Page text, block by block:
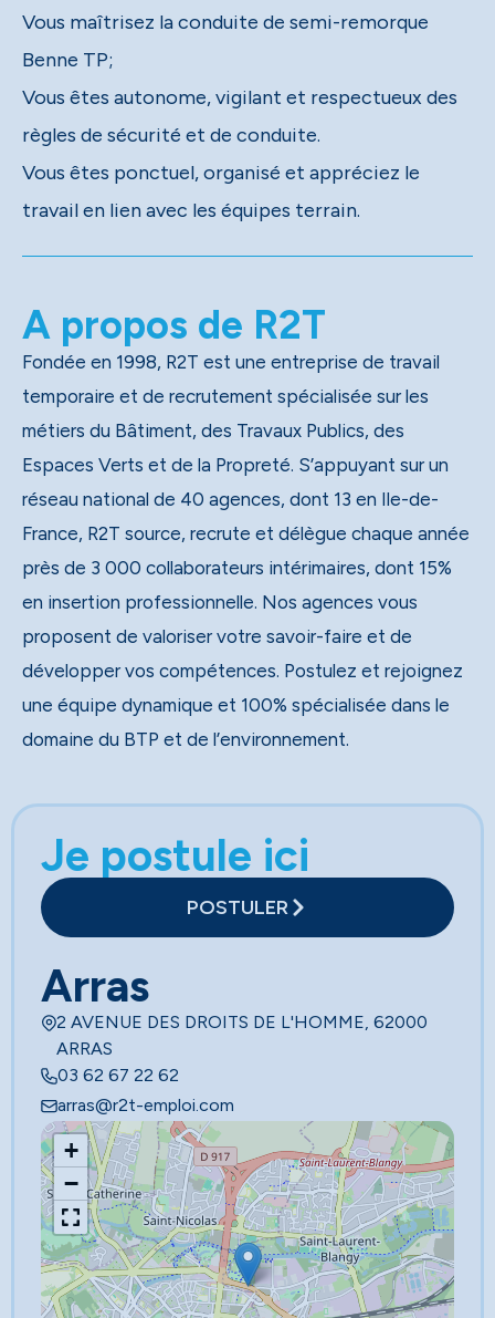
Vous maîtrisez la conduite de semi-remorque
Benne TP;
Vous êtes autonome, vigilant et respectueux des
règles de sécurité et de conduite.
Vous êtes ponctuel, organisé et appréciez le
travail en lien avec les équipes terrain.
A propos de R2T
Fondée en 1998, R2T est une entreprise de travail
temporaire et de recrutement spécialisée sur les
métiers du Bâtiment, des Travaux Publics, des
Espaces Verts et de la Propreté. S’appuyant sur un
réseau national de 40 agences, dont 13 en Ile-de-
France, R2T source, recrute et délègue chaque année
près de 3 000 collaborateurs intérimaires, dont 15%
en insertion professionnelle. Nos agences vous
proposent de valoriser votre savoir-faire et de
développer vos compétences. Postulez et rejoignez
une équipe dynamique et 100% spécialisée dans le
domaine du BTP et de l’environnement.
Je postule ici
POSTULER
Arras
2 AVENUE DES DROITS DE L'HOMME, 62000
ARRAS
03 62 67 22 62
arras@r2t-emploi.com
+
−